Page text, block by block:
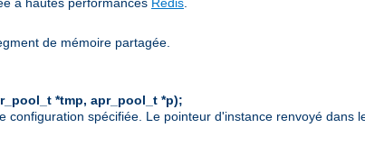
de mémoire partagée.
*tmp, apr_pool_t *p);
spécifiée. Le pointeur d'instance renvoyé dans